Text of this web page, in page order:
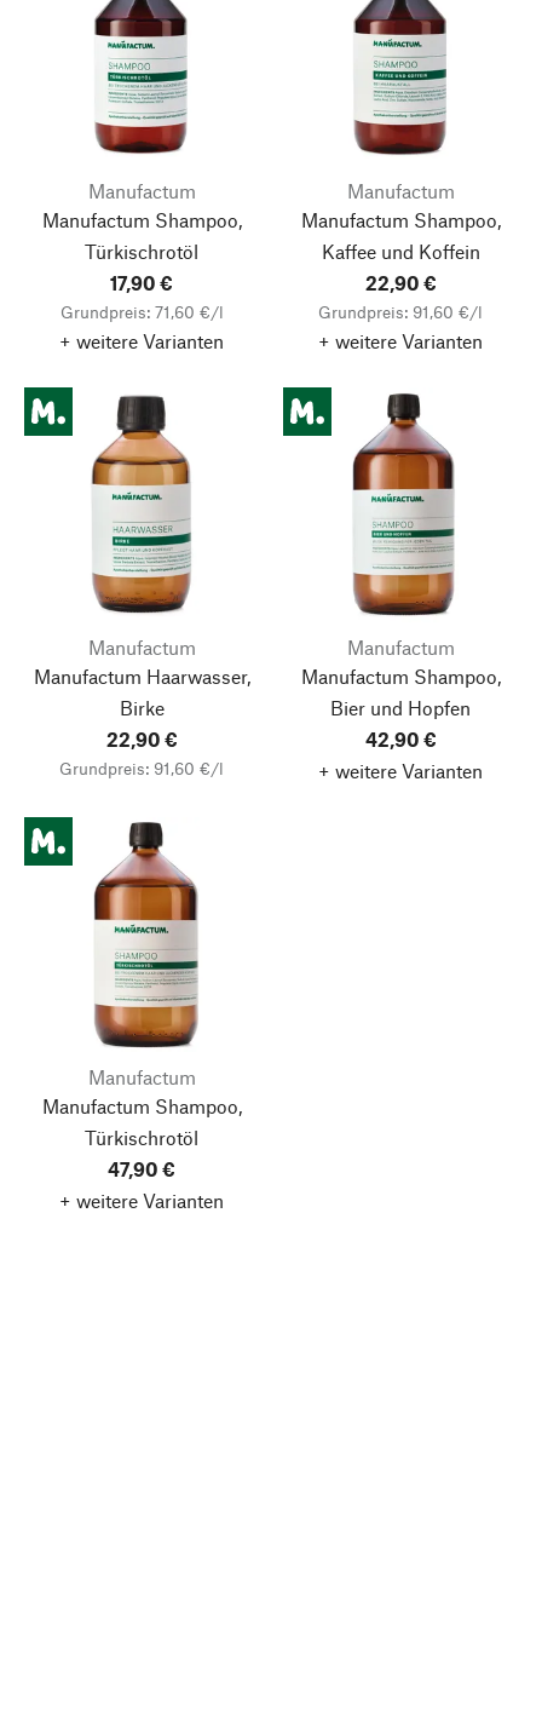
Manufactum
Manufactum Shampoo,
Türkischrotöl
17,90 €
Grundpreis: 71,60 €/l
+ weitere Varianten
Manufactum
Manufactum Shampoo,
Kaffee und Koffein
22,90 €
Grundpreis: 91,60 €/l
+ weitere Varianten
Manufactum
Manufactum Haarwasser,
Birke
22,90 €
Grundpreis: 91,60 €/l
Manufactum
Manufactum Shampoo,
Bier und Hopfen
42,90 €
+ weitere Varianten
Manufactum
Manufactum Shampoo,
Türkischrotöl
47,90 €
+ weitere Varianten